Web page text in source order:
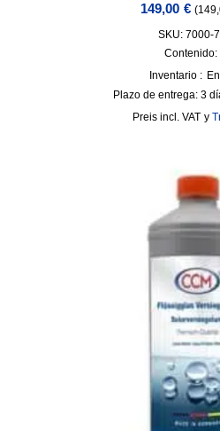
149,00 € (
SKU: 7000-
Contenido:
Inventario :
Plazo de entrega: 3
incl. VAT y